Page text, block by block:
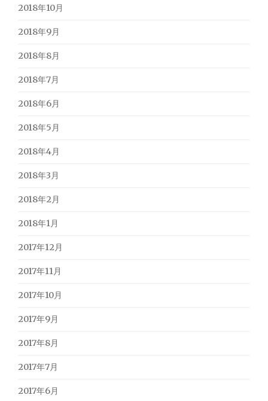
2018年10月
2018年9月
2018年8月
2018年7月
2018年6月
2018年5月
2018年4月
2018年3月
2018年2月
2018年1月
2017年12月
2017年11月
2017年10月
2017年9月
2017年8月
2017年7月
2017年6月